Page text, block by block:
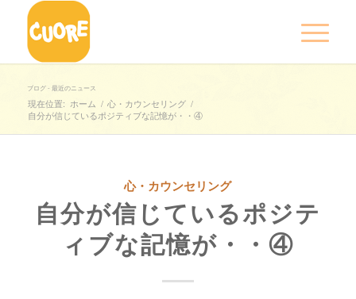
ブログ - 最近のニュース
現在位置: ホーム / 心・カウンセリング /
自分が信じているポジティブな記憶が・・④
心・カウンセリング
自分が信じているポジテ
ィブな記憶が・・④